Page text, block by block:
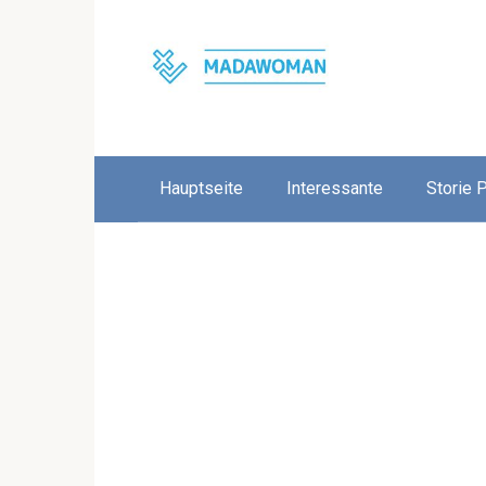
Hauptseite Interessante Storie